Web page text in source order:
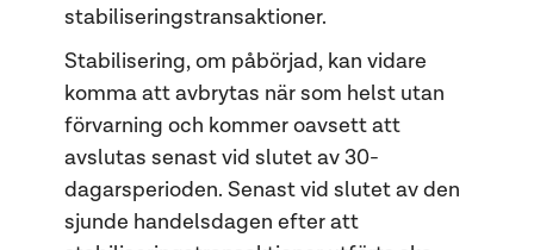
stabiliseringstransaktioner.
Stabilisering, om påbörjad, kan vidare
komma att avbrytas när som helst utan
förvarning och kommer oavsett att
avslutas senast vid slutet av 30-
dagarsperioden. Senast vid slutet av den
sjunde handelsdagen efter att